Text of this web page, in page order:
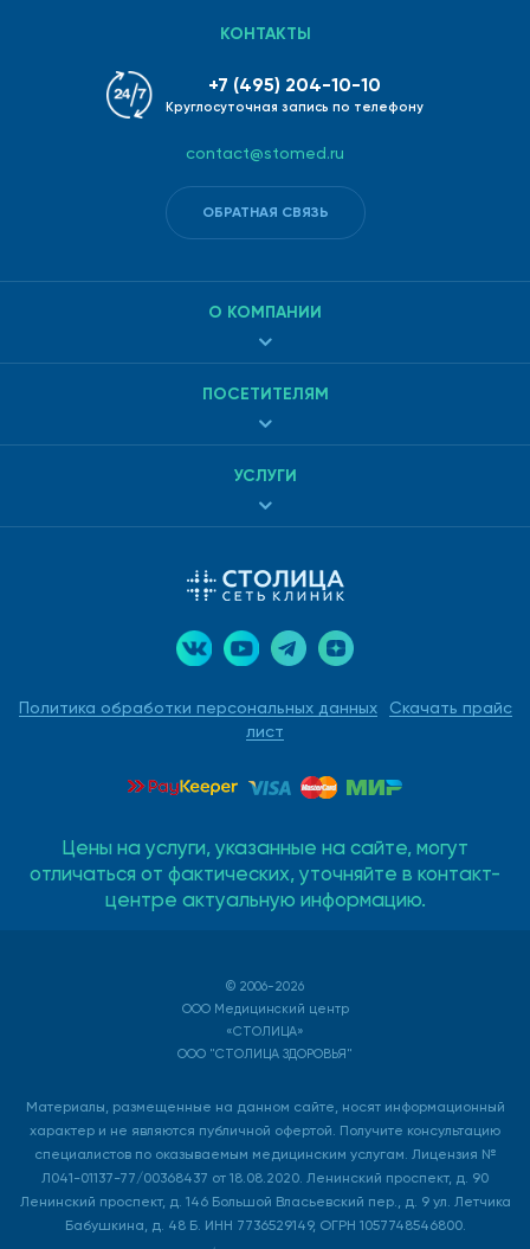
Политика обработки персональных данных
Скачать прайс
лист
О КОМПАНИИ
ПОСЕТИТЕЛЯМ
УСЛУГИ
КОНТАКТЫ
+7 (495) 204-10-10
Круглосуточная запись по телефону
contact@stomed.ru
ОБРАТНАЯ СВЯЗЬ
Цены на услуги, указанные на сайте, могут
отличаться от фактических, уточняйте в контакт-
центре актуальную информацию.
© 2006-2026
ООО Медицинский центр
«СТОЛИЦА»
ООО "СТОЛИЦА ЗДОРОВЬЯ"
Материалы, размещенные на данном сайте, носят информационный
характер и не являются публичной офертой. Получите консультацию
специалистов по оказываемым медицинским услугам. Лицензия №
Л041-01137-77/00368437 от 18.08.2020. Ленинский проспект, д. 90
Ленинский проспект, д. 146 Большой Власьевский пер., д. 9 ул. Летчика
Бабушкина, д. 48 Б. ИНН 7736529149, ОГРН 1057748546800.